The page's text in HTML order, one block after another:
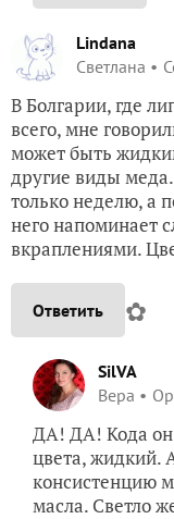
Lindana
Светлана
В Болгарии, где
всего, мне
может быть
другие виды
только неделю, а
него напоминает
вкраплениями.
Ответить ✿
SilVA
Вера
ДА! ДА! Кода он
цвета, жидкий.
консистенцию
масла. Светло